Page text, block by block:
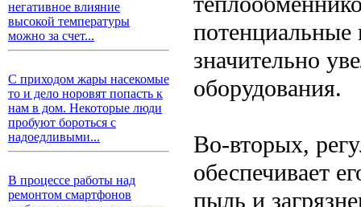
негативное влияние
высокой температуры
можно за счет...
С приходом жары насекомые
то и дело норовят попасть к
нам в дом. Некоторые люди
пробуют бороться с
надоедливыми...
В процессе работы над
ремонтом смартфонов
потенциальные
значительно
оборудования.
Во-вторых,
обеспечивает
пыль и